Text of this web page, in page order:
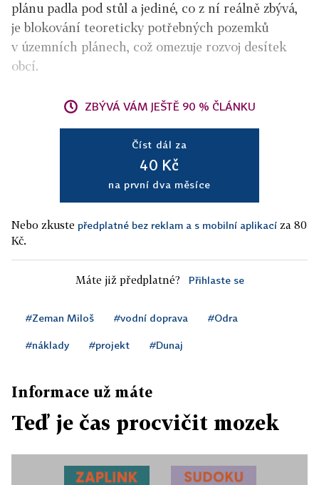
plánu padla pod stůl a jediné, co z ní reálně zbývá,
je blokování teoreticky potřebných pozemků
v územních plánech, což omezuje rozvoj desítek
obcí.
ZBÝVÁ VÁM JEŠTĚ 90 % ČLÁNKU
Číst dál za
40 Kč
na první dva měsíce
Nebo zkuste předplatné bez reklam a s mobilní aplikací za 80
Kč.
Máte již předplatné? Přihlaste se
#Zeman Miloš #vodní doprava #Odra
#náklady #projekt #Dunaj
Informace už máte
Teď je čas procvičit mozek